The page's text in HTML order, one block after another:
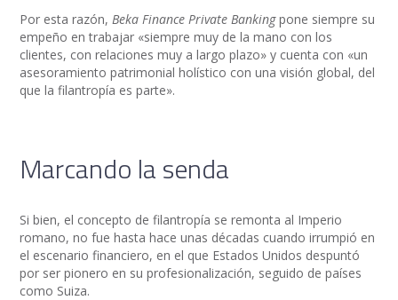
Por esta razón,Beka Finance Private Bankingpone siempre su
empeño en trabajar «siempre muy de la mano con los
clientes, con relaciones muy a largo plazo» y cuenta con «un
asesoramiento patrimonial holístico con una visión global, del
que la filantropía es parte».
Marcando la senda
Si bien, el concepto de filantropía se remonta al Imperio
romano, no fue hasta hace unas décadas cuando irrumpió en
el escenario financiero, en el que Estados Unidos despuntó
por ser pionero en su profesionalización, seguido de países
como Suiza.